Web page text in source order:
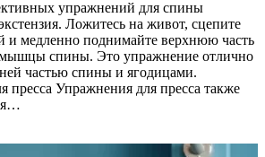
упражнений для спины
Ложитесь на живот, сцепите
и медленно поднимайте верхнюю часть
мышцы спины. Это упражнение отлично
частью спины и ягодицами.
пресса Упражнения для пресса также